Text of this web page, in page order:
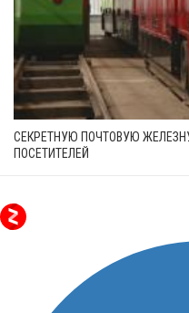
СЕКРЕТНУЮ ПОЧТОВУЮ
ПОСЕТИТЕЛЕЙ